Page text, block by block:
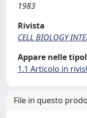
1983
Rivista
CELL BIOLOGY
Appare nelle
1.1 Articolo in
File in questo